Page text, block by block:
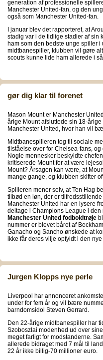
generation af professionelle
Manchester United-fan, og den
også som Manchester United-fan.
I januar blev det rapporteret, at
stadig var i de tidlige stadier af sin
ham som den bedste unge spiller
midtbanespiller, klubben vil gøre
scouts kunne lide ham allerede i
gør dig klar til forenet
Mason Mount er Manchester
årige Mount afsluttede sin 18-
Manchester United, hvor han vil
Midtbanespilleren tog til sociale
tilståelse over for Chelsea-fans,
Nogle mennesker beskyldte
kritiserede Mount for at være
Mount? Årsagen kan være, at
mange gange, og klubben skifter
Spilleren mener selv, at Ten Hag
tilbød en løn, der er
Manchester United har en lysere
deltage i Champions League i
Manchester United fodboldtrøje
nummer er blevet båret af
Ganacho og Sancho ønskede at
ikke får deres vilje opfyldt i den
Jurgen Klopps nye perle
Liverpool har annonceret
under for fem år og vil bære
barndomsidol Steven Gerrard.
Den 22-årige midtbanespiller har
Szoboszlai modenhed ud over
meget farligt for modstanderne.
allerede bidraget med 7 mål til
22 år ikke billig-70 millioner euro.